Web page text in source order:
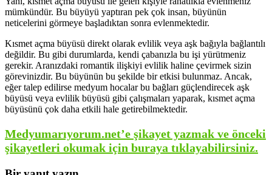
mümkündür. Bu büyüyü yaptıran pek çok insan, büyünün
neticelerini görmeye başladıktan sonra evlenmektedir.
Kısmet açma büyüsü direkt olarak evlilik veya aşk bağıyla bağlantılı
değildir. Bu gibi durumlarda, kendi çabanızla bu işi yürütmeniz
gerekir. Aranızdaki romantik ilişkiyi evlilik haline çevirmek sizin
görevinizdir. Bu büyünün bu şekilde bir etkisi bulunmaz. Ancak,
eğer talep edilirse medyum hocalar bu bağları güçlendirecek aşk
büyüsü veya evlilik büyüsü gibi çalışmaları yaparak, kısmet açma
büyüsünü çok daha etkili hale getirebilmektedir.
Medyumarıyorum.net’e şikayet yazmak ve önceki
şikayetleri okumak için buraya tıklayabilirsiniz.